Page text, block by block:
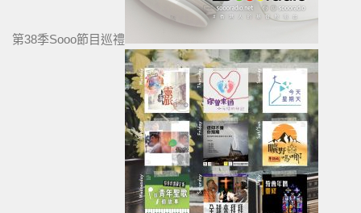
第38季Sooo節目巡禮